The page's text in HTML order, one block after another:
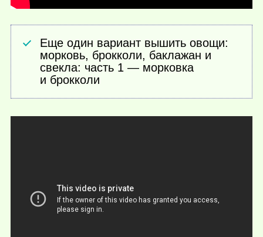
Еще один вариант вышить овощи:
морковь, брокколи, баклажан и
свекла: часть 1 — морковка
и брокколи